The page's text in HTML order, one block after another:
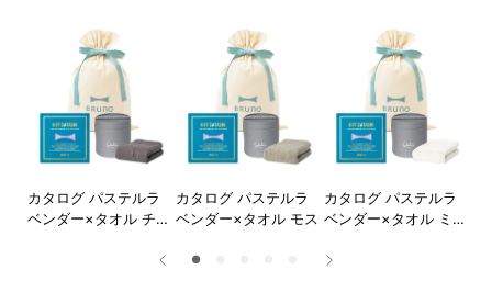
商品交換方法
込み～配送でお届けいたします。重くて・大きなもので
カタログ パステルラ
ベンダー×タオル チャ
カタログ パステルラ
ベンダー×タオル モス
カタログ パステルラ
ベンダー×タオル ミス